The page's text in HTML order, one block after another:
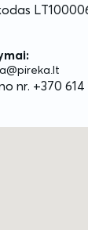
nr. +370 614